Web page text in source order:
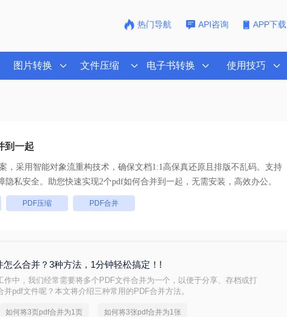
热门导航 API咨询 APP下载
图片转换 文件压缩 电子书转换 使用技巧
到一起
，采用智能对象流重构技术，确保文档1:1高保真还原且排版不乱码。支持
加密保障隐私安全。助您快速实现2个pdf如何合并到一起 ，无需安装，高效办公。
PDF压缩 PDF合并
怎么合并？3种方法，1分钟轻松搞定！!
作中，我们经常需要将多个PDF文件合并为一个，以便于分享、存档或打
并pdf文件呢？本文将介绍三种常用的PDF合并方法。
如何将3页pdf合并为1页 如何将3张pdf合并为1张